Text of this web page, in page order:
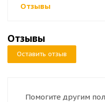
Отзывы
Отзывы
Оставить отзыв
Помогите другим